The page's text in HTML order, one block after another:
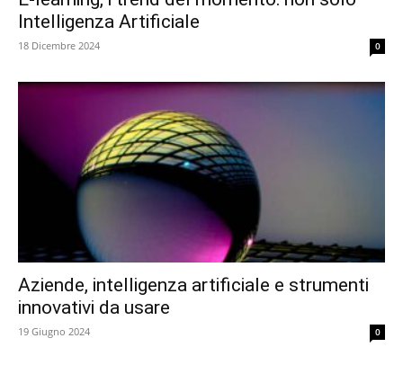
Intelligenza Artificiale
18 Dicembre 2024 0
Aziende, intelligenza artificiale e strumenti
innovativi da usare
19 Giugno 2024 0